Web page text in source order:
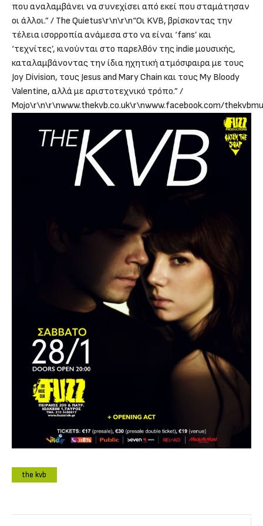
που αναλαμβάνει να συνεχίσει από εκεί που σταμάτησαν
οι άλλοι.” / The Quietus\r\n\r\n“Οι KVB, βρίσκοντας την
τέλεια ισορροπία ανάμεσα στο να είναι ‘fans’ και
‘τεχνίτες’, κινούνται στο παρελθόν της indie μουσικής,
καταλαμβάνοντας την ίδια ηχητική ατμόσφαιρα με τους
Joy Division, τους Jesus and Mary Chain και τους My Bloody
Valentine, αλλά με αριστοτεχνικό τρόπο.” /
Mojo\r\n\r\nwww.thekvb.co.uk\r\nwww.facebook.com/
the kvb